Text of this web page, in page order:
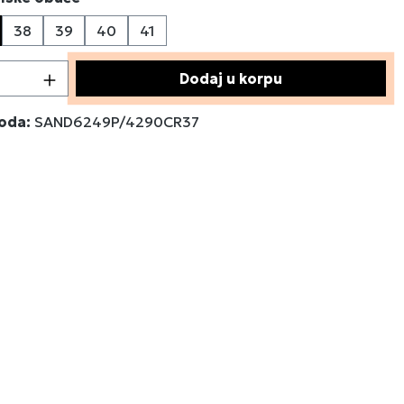
trenutno nije dostupna.)
38 39 40 41
proizvoda: Unesite željenu količinu ili
Dodaj u korpu
SAND6249P/4290CR37